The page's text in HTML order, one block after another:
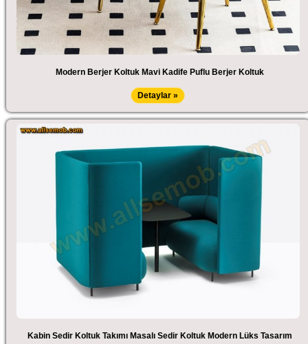
Modern Berjer Koltuk Mavi Kadife Puflu Berjer Koltuk
Detaylar »
Kabin Sedir Koltuk Takımı Masalı Sedir Koltuk Modern Lüks Tasarım